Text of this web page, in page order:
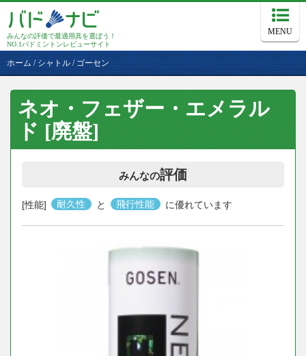
みんなの評価で最適用具を選ぼう！
NO.1バドミントンレビューサイト
MENU
ホーム / シャトル / ゴーセン
ネオ・フェザー・エメラル
ド [廃盤]
みんなの評価
[性能] 耐久性 と 飛行性能 に優れています